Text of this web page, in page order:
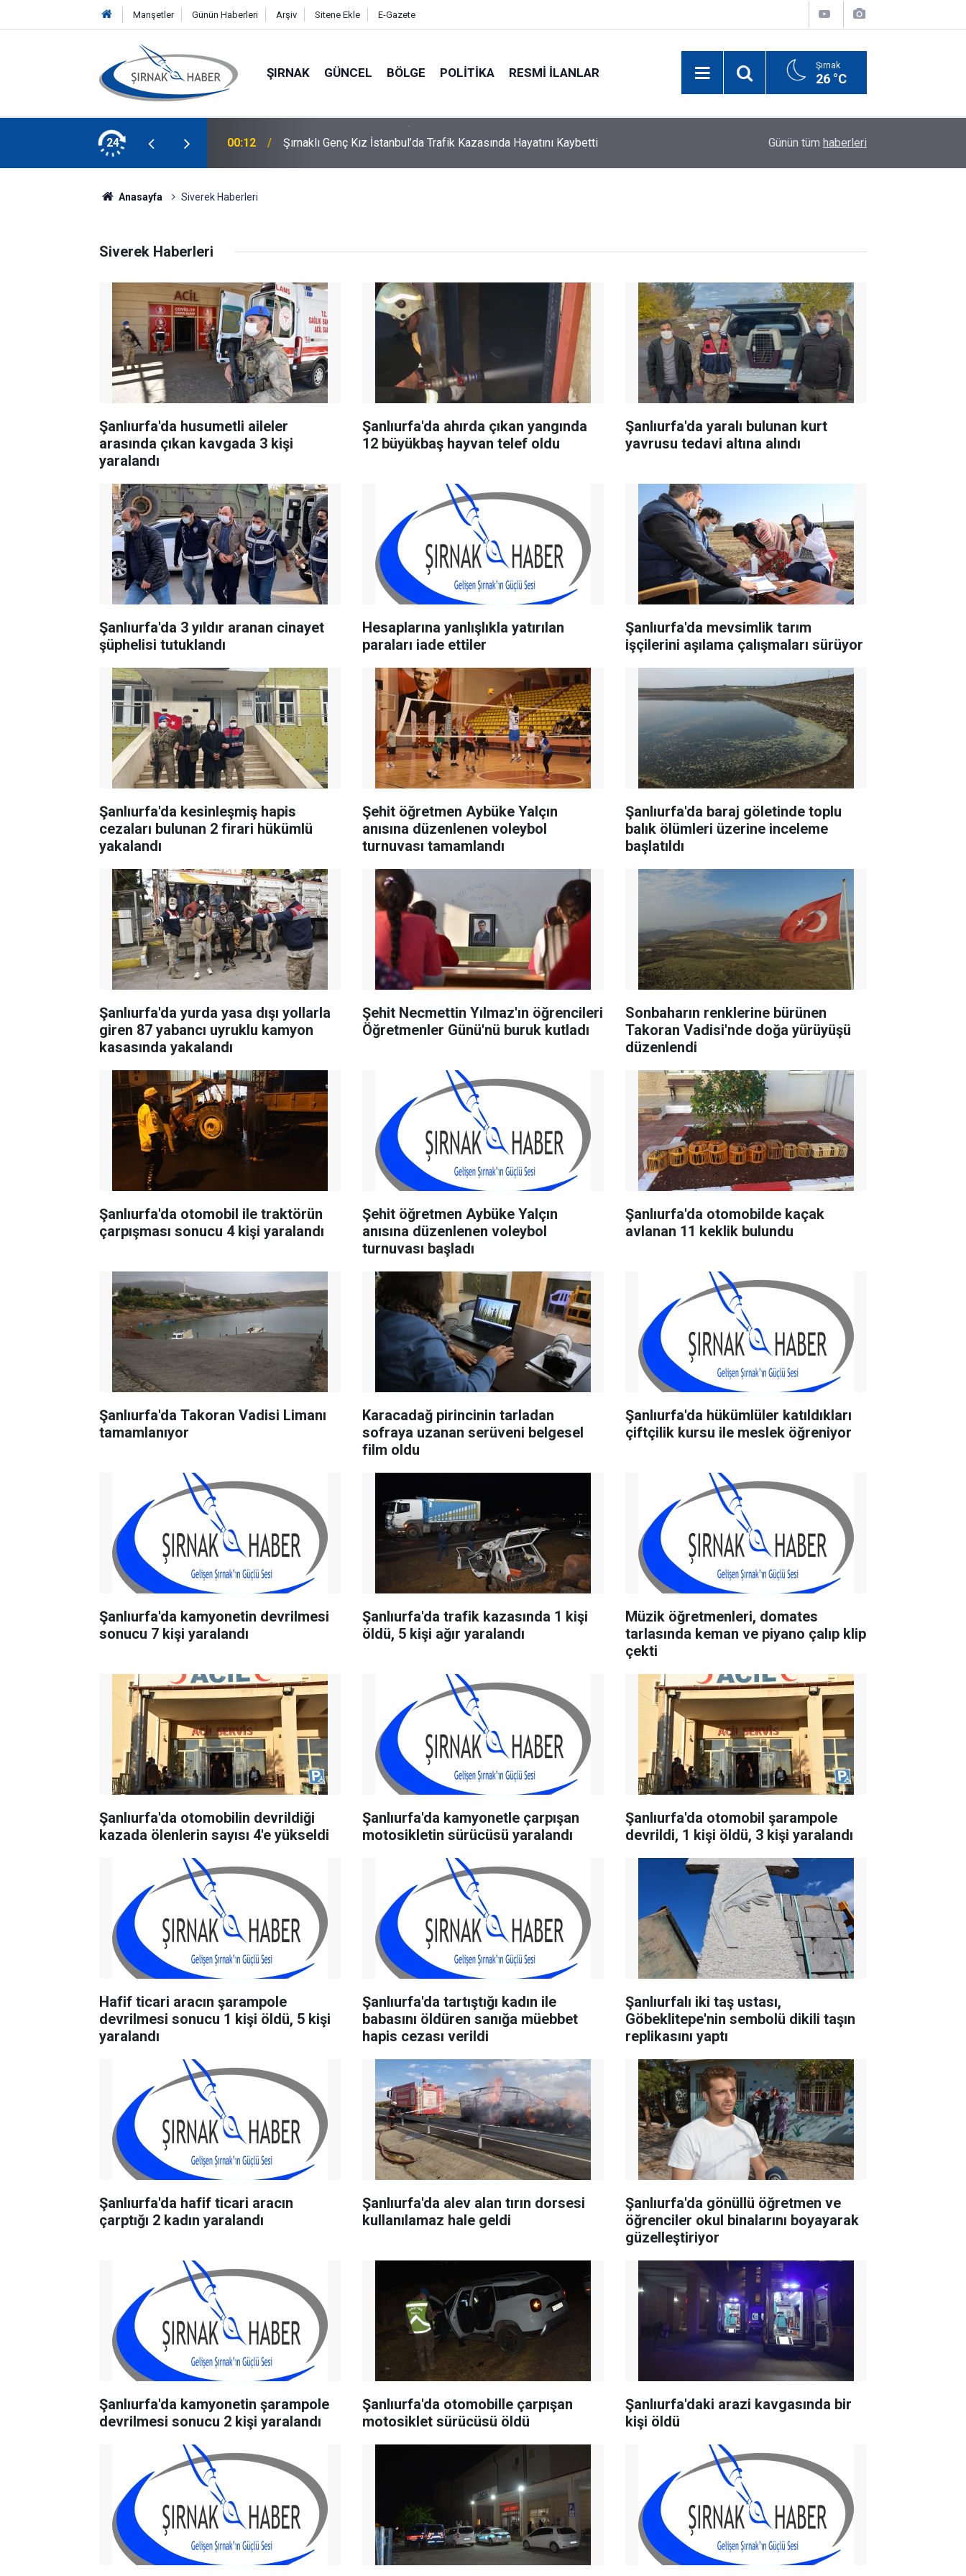
Manşetler Günün Haberleri Arşiv Sitene Ekle E-Gazete
ŞIRNAK GÜNCEL BÖLGE POLITIKA RESMI İLANLAR Şırnak
26 °C
24
Küçük Miraç Hayatını Kaybetti 00:12 Şırnaklı Genç Kız İstanbul’da Trafik Kazasında Hayatını Kaybetti Şırnak'ta üniversiteli gençler için gezi
Günün tüm haberleri
Anasayfa Siverek Haberleri
Siverek Haberleri
Şanlıurfa'da husumetli aileler
arasında çıkan kavgada 3 kişi
yaralandı
Şanlıurfa'da ahırda çıkan yangında
12 büyükbaş hayvan telef oldu
Şanlıurfa'da yaralı bulunan kurt
yavrusu tedavi altına alındı
Şanlıurfa'da 3 yıldır aranan cinayet
şüphelisi tutuklandı
Hesaplarına yanlışlıkla yatırılan
paraları iade ettiler
Şanlıurfa'da mevsimlik tarım
işçilerini aşılama çalışmaları sürüyor
Şanlıurfa'da kesinleşmiş hapis
cezaları bulunan 2 firari hükümlü
yakalandı
Şehit öğretmen Aybüke Yalçın
anısına düzenlenen voleybol
turnuvası tamamlandı
Şanlıurfa'da baraj göletinde toplu
balık ölümleri üzerine inceleme
başlatıldı
Şanlıurfa'da yurda yasa dışı yollarla
giren 87 yabancı uyruklu kamyon
kasasında yakalandı
Şehit Necmettin Yılmaz'ın öğrencileri
Öğretmenler Günü'nü buruk kutladı
Sonbaharın renklerine bürünen
Takoran Vadisi'nde doğa yürüyüşü
düzenlendi
Şanlıurfa'da otomobil ile traktörün
çarpışması sonucu 4 kişi yaralandı
Şehit öğretmen Aybüke Yalçın
anısına düzenlenen voleybol
turnuvası başladı
Şanlıurfa'da otomobilde kaçak
avlanan 11 keklik bulundu
Şanlıurfa'da Takoran Vadisi Limanı
tamamlanıyor
Karacadağ pirincinin tarladan
sofraya uzanan serüveni belgesel
film oldu
Şanlıurfa'da hükümlüler katıldıkları
çiftçilik kursu ile meslek öğreniyor
Şanlıurfa'da kamyonetin devrilmesi
sonucu 7 kişi yaralandı
Şanlıurfa'da trafik kazasında 1 kişi
öldü, 5 kişi ağır yaralandı
Müzik öğretmenleri, domates
tarlasında keman ve piyano çalıp klip
çekti
Şanlıurfa'da otomobilin devrildiği
kazada ölenlerin sayısı 4'e yükseldi
Şanlıurfa'da kamyonetle çarpışan
motosikletin sürücüsü yaralandı
Şanlıurfa'da otomobil şarampole
devrildi, 1 kişi öldü, 3 kişi yaralandı
Hafif ticari aracın şarampole
devrilmesi sonucu 1 kişi öldü, 5 kişi
yaralandı
Şanlıurfa'da tartıştığı kadın ile
babasını öldüren sanığa müebbet
hapis cezası verildi
Şanlıurfalı iki taş ustası,
Göbeklitepe'nin sembolü dikili taşın
replikasını yaptı
Şanlıurfa'da hafif ticari aracın
çarptığı 2 kadın yaralandı
Şanlıurfa'da alev alan tırın dorsesi
kullanılamaz hale geldi
Şanlıurfa'da gönüllü öğretmen ve
öğrenciler okul binalarını boyayarak
güzelleştiriyor
Şanlıurfa'da kamyonetin şarampole
devrilmesi sonucu 2 kişi yaralandı
Şanlıurfa'da otomobille çarpışan
motosiklet sürücüsü öldü
Şanlıurfa'daki arazi kavgasında bir
kişi öldü